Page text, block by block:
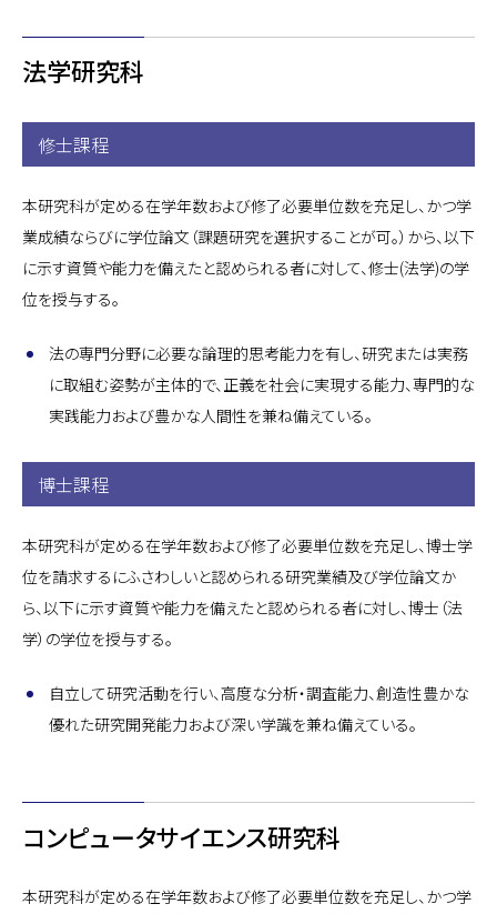
法学研究科
修士課程
本研究科が定める在学年数および修了必要単位数を充足し、かつ学
業成績ならびに学位論文（課題研究を選択することが可。）から、以下
に示す資質や能力を備えたと認められる者に対して、修士(法学)の学
位を授与する。
法の専門分野に必要な論理的思考能力を有し、研究または実務
に取組む姿勢が主体的で、正義を社会に実現する能力、専門的な
実践能力および豊かな人間性を兼ね備えている。
博士課程
本研究科が定める在学年数および修了必要単位数を充足し、博士学
位を請求するにふさわしいと認められる研究業績及び学位論文か
ら、以下に示す資質や能力を備えたと認められる者に対し、博士（法
学）の学位を授与する。
自立して研究活動を行い、高度な分析・調査能力、創造性豊かな
優れた研究開発能力および深い学識を兼ね備えている。
コンピュータサイエンス研究科
本研究科が定める在学年数および修了必要単位数を充足し、かつ学